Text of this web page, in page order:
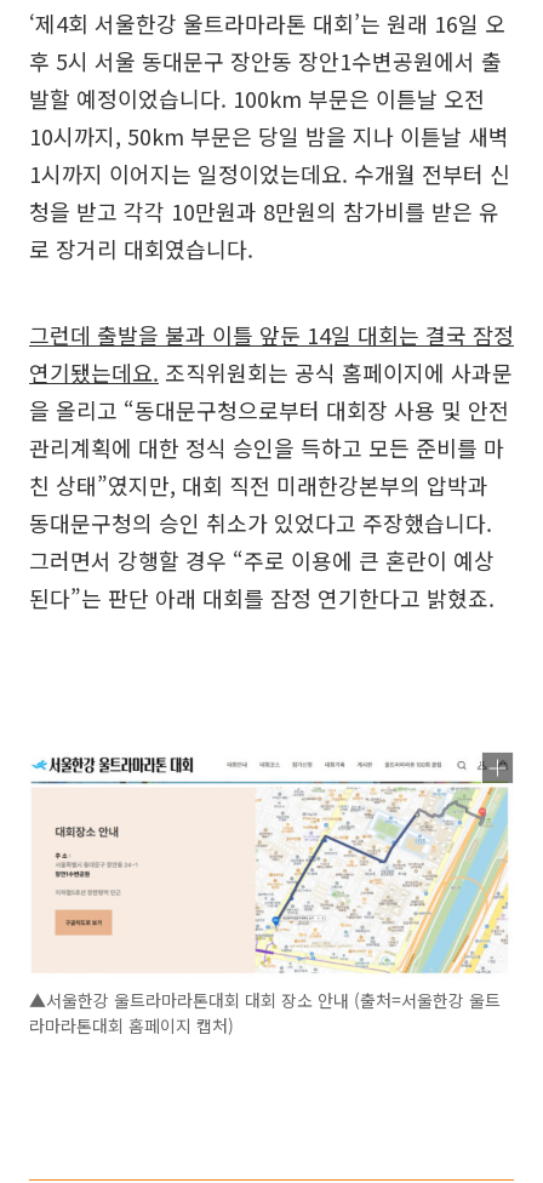
‘제4회 서울한강 울트라마라톤 대회’는 원래 16일 오
후 5시 서울 동대문구 장안동 장안1수변공원에서 출
발할 예정이었습니다. 100km 부문은 이튿날 오전
10시까지, 50km 부문은 당일 밤을 지나 이튿날 새벽
1시까지 이어지는 일정이었는데요. 수개월 전부터 신
청을 받고 각각 10만원과 8만원의 참가비를 받은 유
로 장거리 대회였습니다.
그런데 출발을 불과 이틀 앞둔 14일 대회는 결국 잠정
연기됐는데요. 조직위원회는 공식 홈페이지에 사과문
을 올리고 “동대문구청으로부터 대회장 사용 및 안전
관리계획에 대한 정식 승인을 득하고 모든 준비를 마
친 상태”였지만, 대회 직전 미래한강본부의 압박과
동대문구청의 승인 취소가 있었다고 주장했습니다.
그러면서 강행할 경우 “주로 이용에 큰 혼란이 예상
된다”는 판단 아래 대회를 잠정 연기한다고 밝혔죠.
▲서울한강 울트라마라톤대회 대회 장소 안내 (출처=서울한강 울트
라마라톤대회 홈페이지 캡처)